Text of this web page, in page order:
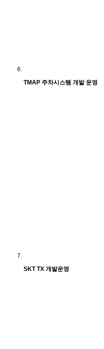
TMAP 주차시스템 개발 운영
SKT TX 개발운영